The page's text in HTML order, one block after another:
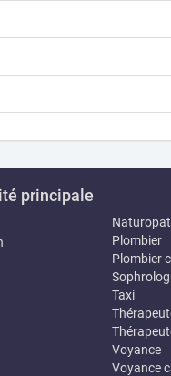
principale
Plombier
Plombier
Taxi
Voyance
Voyance